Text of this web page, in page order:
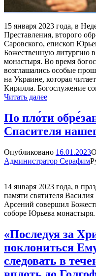
15 января 2023 года, в
Преставления, второго
Саровского, епископ
Божественную литургию
монастыря. Во время
возглашались особые
на Украине, которая
Кирилла. Богослужение
Читать далееНеделя
по
По пло́ти
Спасителя
Опубликовано 16.01.2023
Администратор Серафим
14 января 2023 года, в
памяти святителя
Арсений совершил
соборе Юрьева
«Последуя за
поклониться
следовать в